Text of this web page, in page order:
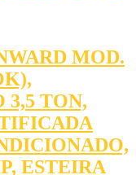
MOD.
3,5 TON,
ESTEIRA